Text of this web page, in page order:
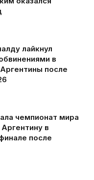
лайкнул
в
после
чемпионат мира
в
после